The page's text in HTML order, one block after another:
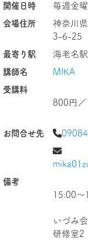
開催日時
毎週金
会場住所
神奈川
3-6-25
最寄り駅
海老名
講師名
MIKA
受講料
800円／
お問合せ先
備考
15:00〜
いづみ
研修室2